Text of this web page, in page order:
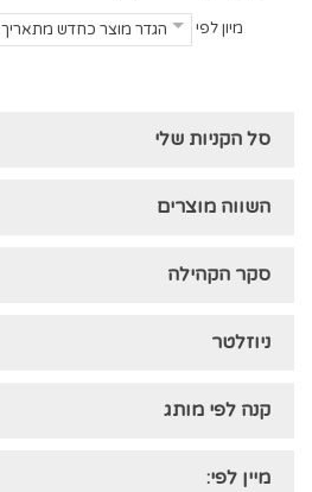
מיון לפי הגדר מוצר כחדש מתאריך
סל הקניות שלי
השווה מוצרים
סקר הקהילה
ניוזלטר
קנה לפי מותג
מיין לפי: